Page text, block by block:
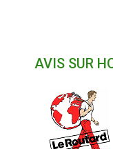
AVIS SUR